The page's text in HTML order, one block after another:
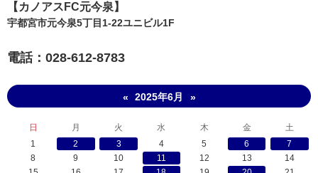
【​カノアスFC元今泉】
宇都宮市元今泉5丁目1-22ユニビル1F
電話：028-612-8783
« 2025年6月 »
日 月 火 水 木 金
土
1
2 3 4 5 6
7
8
9 10 11 12 13
14